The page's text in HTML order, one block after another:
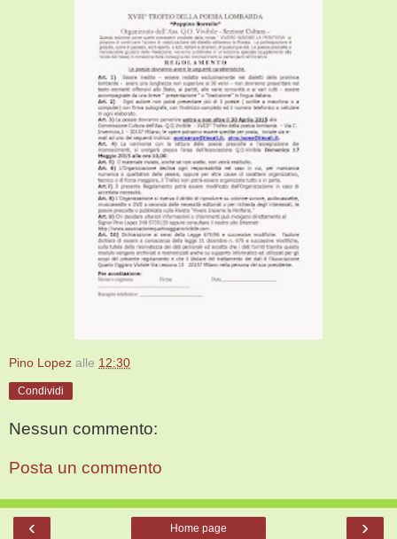
Pino Lopez alle 12:30
Condividi
Nessun commento:
Posta un commento
‹ ›
Home page